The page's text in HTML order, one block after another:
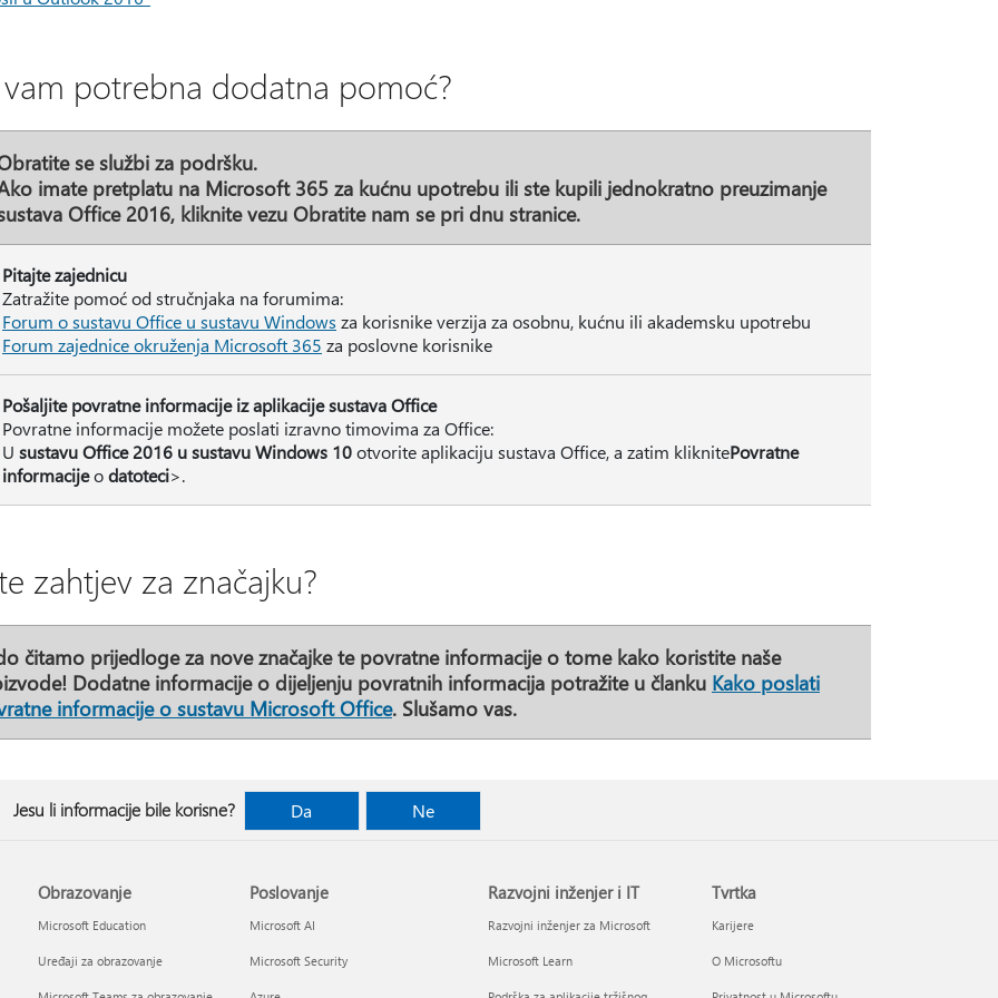
vam potrebna dodatna pomoć?
se službi za podršku.
imate pretplatu na Microsoft 365 za kućnu upotrebu ili ste kupili jednokratno preuzimanje
Office 2016, kliknite vezu Obratite nam se pri dnu stranice.
Pitajte zajednicu
Zatražite pomoć od stručnjaka na forumima:
Forum o sustavu Office u sustavu Windows za korisnike verzija za osobnu, kućnu ili akademsku upotrebu
Forum zajednice okruženja Microsoft 365 za poslovne korisnike
Pošaljite povratne informacije iz aplikacije sustava Office
Povratne informacije možete poslati izravno timovima za Office:
U sustavu Office 2016 u sustavu Windows 10otvorite aplikaciju sustava Office, a zatim kliknitePovratne
informacijeodatoteci>.
zahtjev za značajku?
čitamo prijedloge za nove značajke te povratne informacije o tome kako koristite naše
Dodatne informacije o dijeljenju povratnih informacija potražite u članku Kako poslati
informacije o sustavu Microsoft Office. Slušamo vas.
Jesu li informacije bile korisne? Da Ne
Obrazovanje
Microsoft Education
Uređaji za obrazovanje
Poslovanje
Microsoft AI
Microsoft Security
Razvojni inženjer i IT
Razvojni inženjer za Microsoft
Microsoft Learn
Tvrtka
Karijere
O Microsoftu